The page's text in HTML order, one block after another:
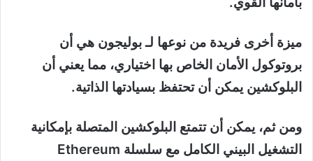
ميزة أخرى فريدة من نوعها لـ بوليجون هي أن
بروتوكول الأمان الخاص بها اختياري، مما يعني أن
البلوكشين يمكن أن تحتفظ بسيادتها الذاتية.
ومن ثم، يمكن أن تتمتع البلوكشين المتصلة بإمكانية
التشغيل البيني الكامل مع سلسلة Ethereum